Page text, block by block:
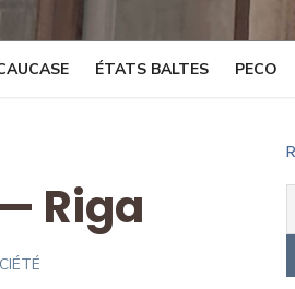
ÉTATS BALTES PECO
Riga